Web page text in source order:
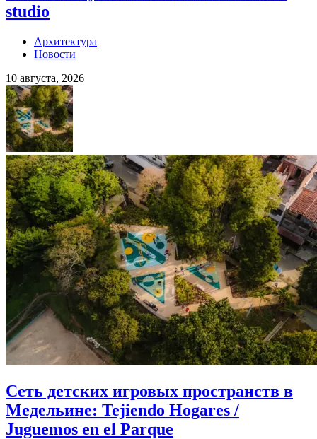
studio
Архитектура
Новости
10 августа, 2026
Сеть детских игровых пространств в
Медельине: Tejiendo Hogares /
Juguemos en el Parque